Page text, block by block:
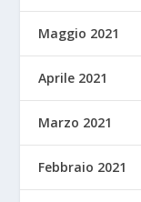
Maggio 2021
Aprile 2021
Marzo 2021
Febbraio 2021